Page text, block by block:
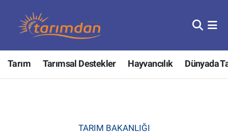
Tarım Tarımsal Destekler Hayvancılık Dünyada
TARIM BAKANLIĞI
Tarım
Hayvancılık
Nöbetçi Eczaneler
Hava Durumu